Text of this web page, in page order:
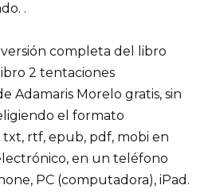
.
completa del libro
2 tentaciones
Adamaris Morelo gratis, sin
el formato
rtf, epub, pdf, mobi en
en un teléfono
PC (computadora), iPad.